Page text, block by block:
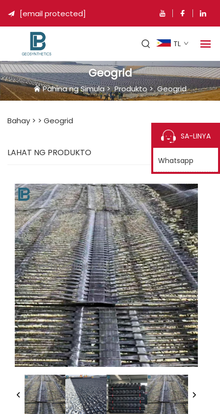
 [email protected]
TL
Geogrid
Pahina ng Simula>Produkto>Geogrid
Bahay > > Geogrid
LAHAT NG PRODUKTO
SA-LINYA
Whatsapp